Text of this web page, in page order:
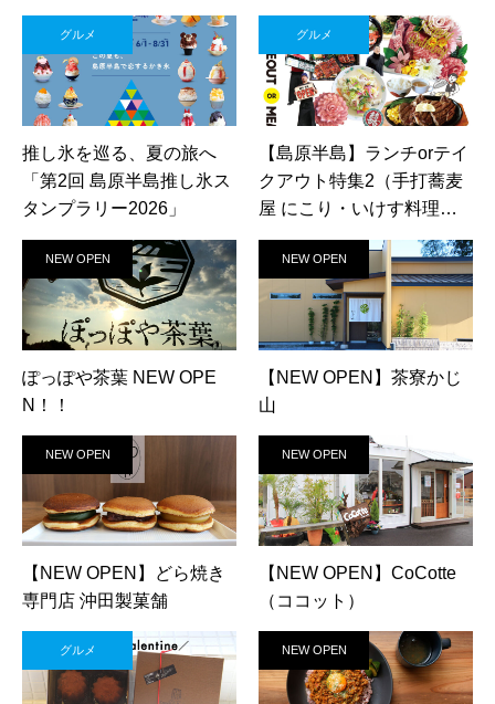
グルメ
推し氷を巡る、夏の旅へ
「第2回 島原半島推し氷ス
タンプラリー2026」
グルメ
【島原半島】ランチorテイ
クアウト特集2（手打蕎麦
屋 にこり・いけす料理ろ
ばた焼 網元・中華料理 華
豊・焼肉勝くら）
NEW OPEN
ぽっぽや茶葉 NEW OPE
N！！
NEW OPEN
【NEW OPEN】茶寮かじ
山
NEW OPEN
【NEW OPEN】どら焼き
専門店 沖田製菓舗
NEW OPEN
【NEW OPEN】CoCotte
（ココット）
グルメ NEW OPEN